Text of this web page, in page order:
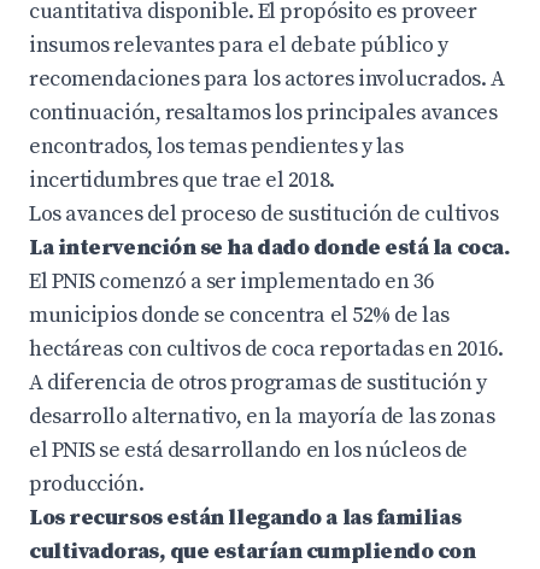
cuantitativa disponible. El propósito es proveer
insumos relevantes para el debate público y
recomendaciones para los actores involucrados. A
continuación, resaltamos los principales avances
encontrados, los temas pendientes y las
incertidumbres que trae el 2018.
Los avances del proceso de sustitución de cultivos
La intervención se ha dado donde está la coca.
El PNIS comenzó a ser implementado en 36
municipios donde se concentra el 52% de las
hectáreas con cultivos de coca reportadas en 2016.
A diferencia de otros programas de sustitución y
desarrollo alternativo, en la mayoría de las zonas
el PNIS se está desarrollando en los núcleos de
producción.
Los recursos están llegando a las familias
cultivadoras, que estarían cumpliendo con